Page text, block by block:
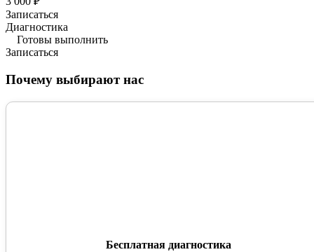
Записаться
Диагностика
Готовы выполнить
Записаться
Почему выбирают нас
Бесплатная диагностика